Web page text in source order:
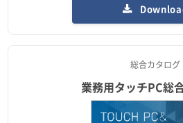
総合カタログ
業務用タッチPC総